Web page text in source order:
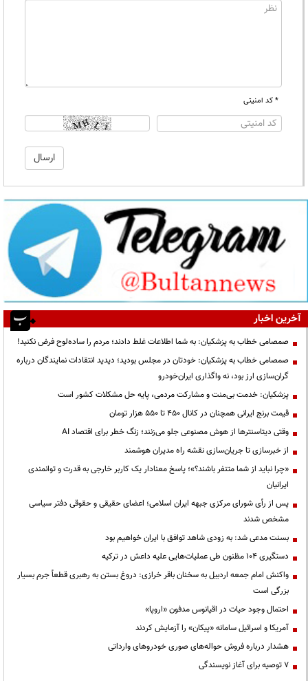
* کد امنیتی
آخرین اخبار
صمصامی خطاب به پزشکیان: به شما اطلاعات غلط دادند؛ مردم را ساده‌لوح فرض نکنید!
صمصامی خطاب به پزشکیان: خودتان در مجلس بودید؛ دیدید انتقادات نمایندگان درباره
گران‌سازی ارز بود، نه واگذاری ایران‌خودرو
پزشکیان: خدمت بی‌منت و مشارکت مردمی، پایه حل مشکلات کشور است
قیمت‌ برنج ایرانی همچنان در کانال ۴۵۰ تا ۵۵۰ هزار تومان
وقتی دیتاسنترها از هوش مصنوعی جلو می‌زنند؛ زنگ خطر برای اقتصاد AI
از خبرسازی تا جریان‌سازی نقشه راه مدیران هوشمند
«چرا نباید از شما متنفر باشند؟»؛ پاسخ معنادار یک کاربر خارجی به قدرت و توانمندی
ایرانیان
پس از رأی شورای مرکزی جبهه ایران اسلامی؛ اعضای حقیقی و حقوقی دفتر سیاسی
مشخص شدند
بسنت مدعی شد: به زودی شاهد توافق با ایران خواهیم بود
دستگیری ۱۰۴ مظنون طی عملیات‌هایی علیه داعش در ترکیه
واکنش امام جمعه اردبیل به سخنان باقر خرازی: دروغ بستن به رهبری قطعاً جرم بسیار
بزرگی است
احتمال وجود حیات در اقیانوس مدفون «اروپا»
آمریکا و اسرائیل سامانه «پیکان» را آزمایش کردند
هشدار درباره فروش حواله‌های صوری خودروهای وارداتی
۷ توصیه برای آغاز نویسندگی